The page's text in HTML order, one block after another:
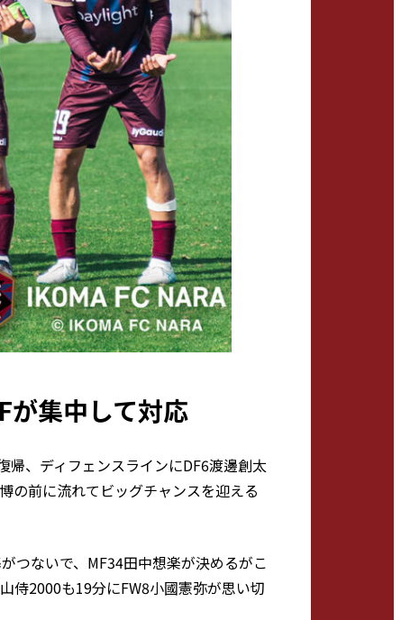
が集中して対応
帰、ディフェンスラインにDF6渡邊創太
の前に流れてビッグチャンスを迎える
つないで、MF34田中想楽が決めるがこ
侍2000も19分にFW8小國憲弥が思い切